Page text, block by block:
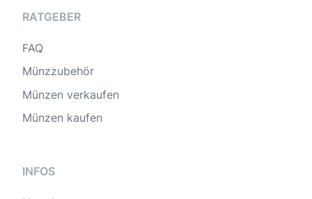
RATGEBER
FAQ
Münzzubehör
Münzen verkaufen
Münzen kaufen
INFOS